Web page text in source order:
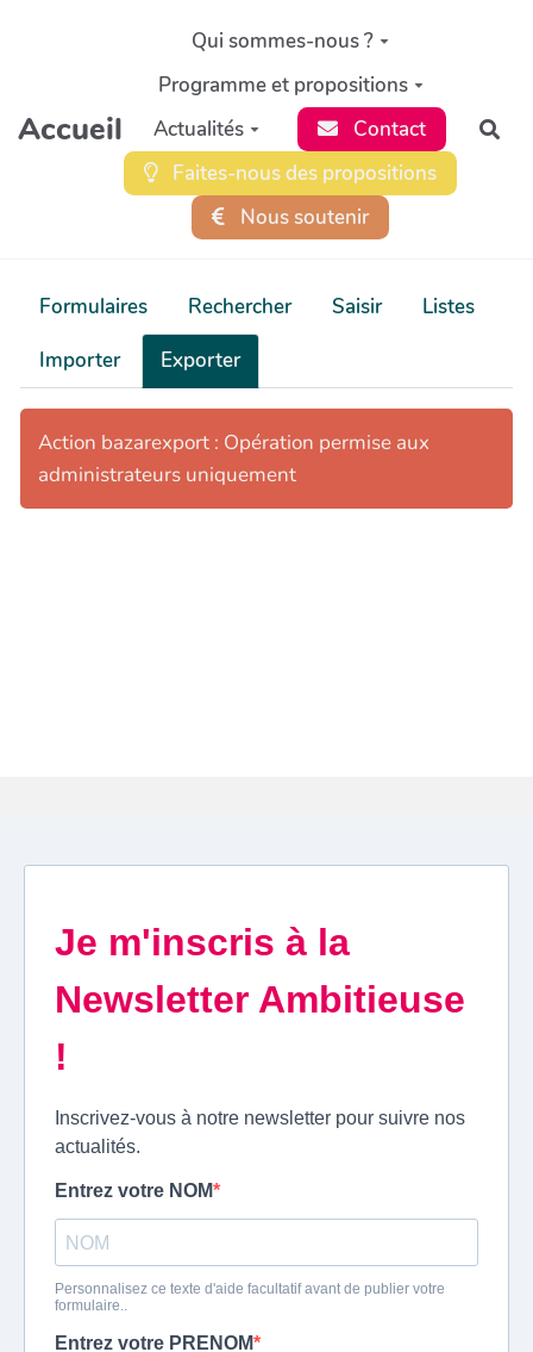
Aller au contenu principal
Accueil
Qui sommes-nous ?
Programme et propositions
Actualités
Contact
Faites-nous des propositions
Nous soutenir
Formulaires Rechercher Saisir
Listes
Importer
Exporter
Action bazarexport : Opération permise aux
administrateurs uniquement